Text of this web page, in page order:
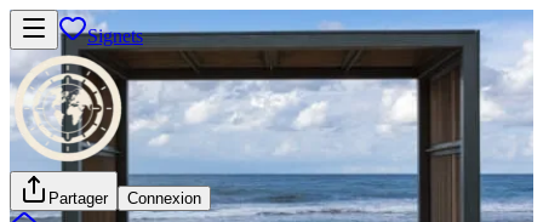
Signets
Partager Connexion